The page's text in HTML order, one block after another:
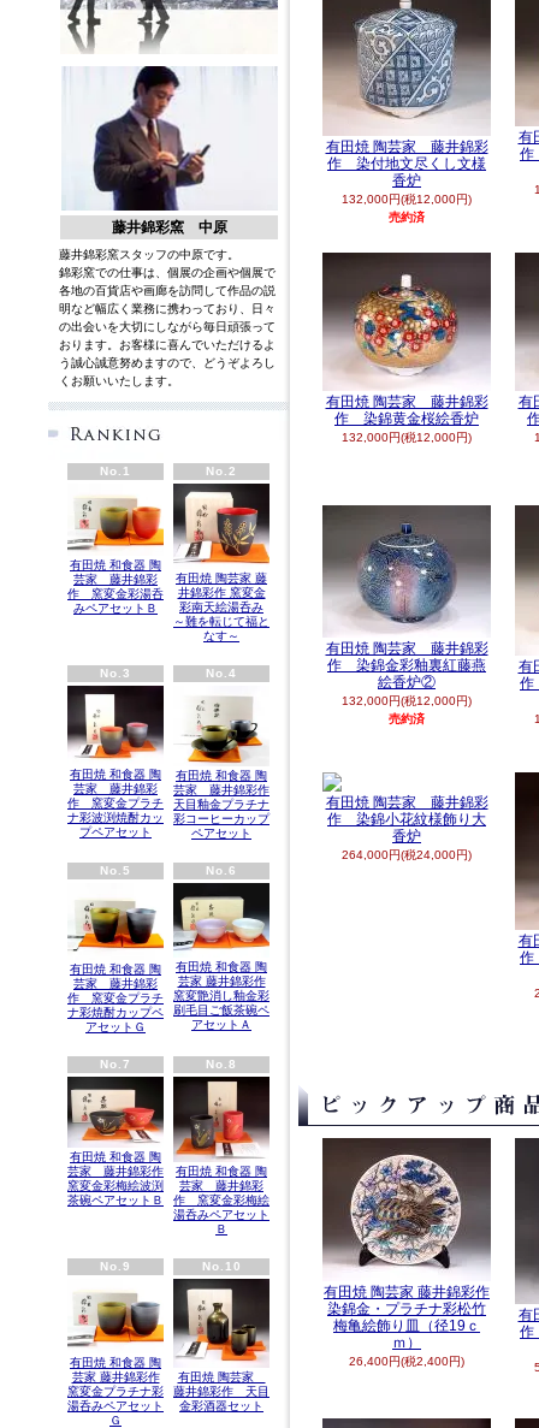
藤井錦彩窯 中原
藤井錦彩窯スタッフの中原です。
錦彩窯での仕事は、個展の企画や個展で
各地の百貨店や画廊を訪問して作品の説
明など幅広く業務に携わっており、日々
の出会いを大切にしながら毎日頑張って
おります。お客様に喜んでいただけるよ
う誠心誠意努めますので、どうぞよろし
くお願いいたします。
No.1
有田焼 和食器 陶
芸家 藤井錦彩
作 窯変金彩湯呑
みペアセットＢ
No.2
有田焼 陶芸家 藤
井錦彩作 窯変金
彩南天絵湯呑み
～難を転じて福と
なす～
No.3
有田焼 和食器 陶
芸家 藤井錦彩
作 窯変金プラチ
ナ彩波渕焼酎カッ
プペアセット
No.4
有田焼 和食器 陶
芸家 藤井錦彩作
天目釉金プラチナ
彩コーヒーカップ
ペアセット
No.5
有田焼 和食器 陶
芸家 藤井錦彩
作 窯変金プラチ
ナ彩焼酎カップペ
アセットＧ
No.6
有田焼 和食器 陶
芸家 藤井錦彩作
窯変艶消し釉金彩
刷毛目ご飯茶碗ペ
アセットＡ
No.7
有田焼 和食器 陶
芸家 藤井錦彩作
窯変金彩梅絵波渕
茶碗ペアセットＢ
No.8
有田焼 和食器 陶
芸家 藤井錦彩
作 窯変金彩梅絵
湯呑みペアセット
Ｂ
No.9
有田焼 和食器 陶
芸家 藤井錦彩作
窯変金プラチナ彩
湯呑みペアセット
Ｇ
No.10
有田焼 陶芸家
藤井錦彩作 天目
金彩酒器セット
有田焼 陶芸家 藤井錦彩
作 染付地文尽くし文様
香炉
132,000円(税12,000円)
売約済
有
作
有田焼 陶芸家 藤井錦彩
作 染錦黄金桜絵香炉
132,000円(税12,000円)
有
有田焼 陶芸家 藤井錦彩
作 染錦金彩釉裏紅藤燕
絵香炉②
132,000円(税12,000円)
売約済
有
作
有田焼 陶芸家 藤井錦彩
作 染錦小花紋様飾り大
香炉
264,000円(税24,000円)
有
作
有田焼 陶芸家 藤井錦彩作
染錦金・プラチナ彩松竹
梅亀絵飾り皿（径19ｃ
ｍ）
26,400円(税2,400円)
有
作